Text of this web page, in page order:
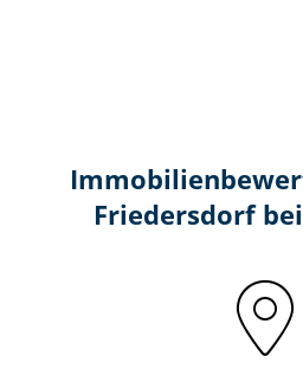
Friedersdorf